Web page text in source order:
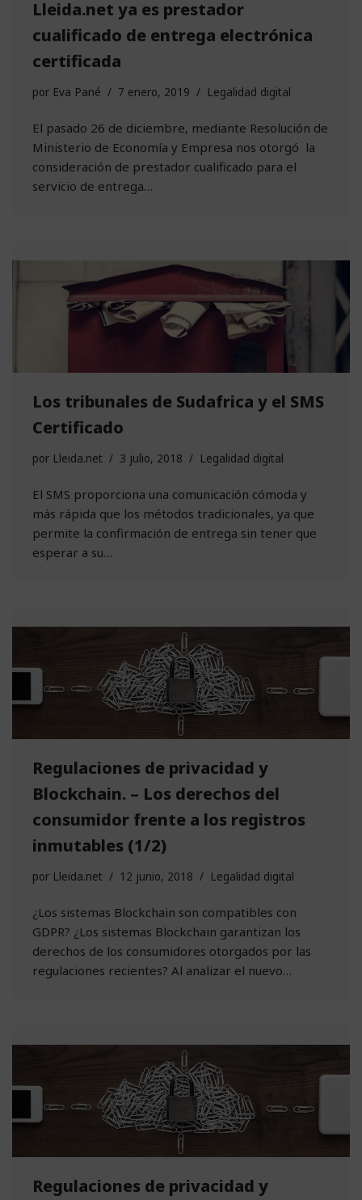
Lleida.net ya es prestador
cualificado de entrega electrónica
certificada
por Eva Pané 7 enero, 2019 Legalidad digital
El pasado 26 de diciembre, mediante Resolución de
Ministerio de Economía y Empresa nos otorgó la
consideración de prestador cualificado para el
servicio de entrega…
Los tribunales de Sudafrica y el SMS
Certificado
por Lleida.net 3 julio, 2018 Legalidad digital
El SMS proporciona una comunicación cómoda y
más rápida que los métodos tradicionales, ya que
permite la confirmación de entrega sin tener que
esperar a su…
Regulaciones de privacidad y
Blockchain. – Los derechos del
consumidor frente a los registros
inmutables (1/2)
por Lleida.net 12 junio, 2018 Legalidad digital
¿Los sistemas Blockchain son compatibles con
GDPR? ¿Los sistemas Blockchain garantizan los
derechos de los consumidores otorgados por las
regulaciones recientes? Al analizar el nuevo…
Regulaciones de privacidad y